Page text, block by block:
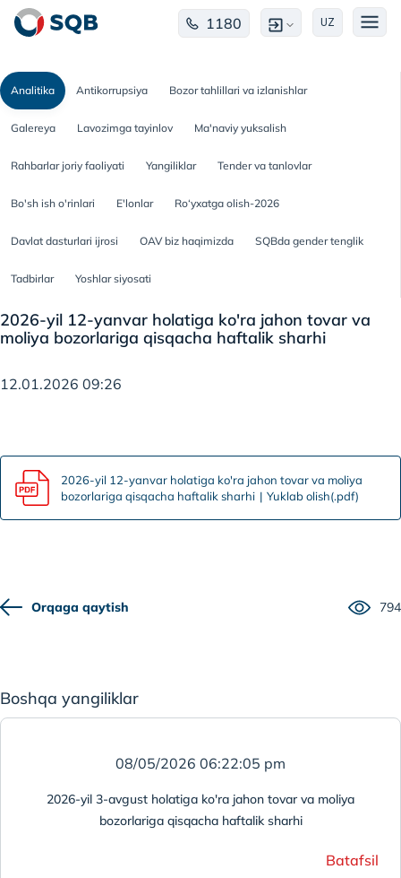
1180 UZ
Analitika Antikorrupsiya Bozor tahlillari va izlanishlar
Galereya Lavozimga tayinlov Ma'naviy yuksalish
Rahbarlar joriy faoliyati Yangiliklar Tender va tanlovlar
Bo'sh ish o'rinlari E'lonlar Ro‘yxatga olish-2026
Davlat dasturlari ijrosi OAV biz haqimizda SQBda gender tenglik
Tadbirlar Yoshlar siyosati
2026-yil 12-yanvar holatiga ko'ra jahon tovar va
moliya bozorlariga qisqacha haftalik sharhi
12.01.2026 09:26
2026-yil 12-yanvar holatiga ko'ra jahon tovar va moliya
bozorlariga qisqacha haftalik sharhi
Yuklab olish(.pdf)
Orqaga qaytish 794
Boshqa yangiliklar
08/05/2026 06:22:05 pm
2026-yil 3-avgust holatiga ko'ra jahon tovar va moliya
bozorlariga qisqacha haftalik sharhi
Batafsil